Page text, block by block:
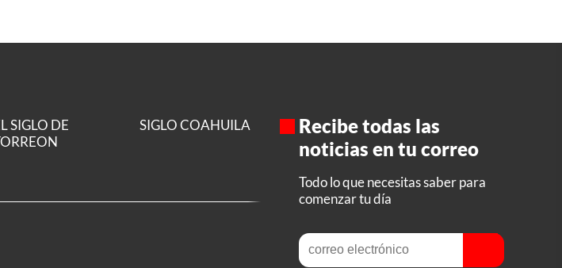
SIGLO DE
SIGLO COAHUILA
Recibe todas las
noticias en tu correo
Todo lo que necesitas saber para
comenzar tu día